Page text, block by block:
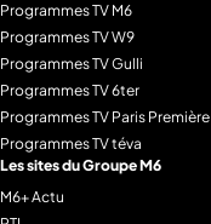
Programmes TV M6
Programmes TV W9
Programmes TV Gulli
Programmes TV 6ter
Programmes TV Paris Première
Programmes TV téva
Les sites du Groupe M6
M6+ Actu